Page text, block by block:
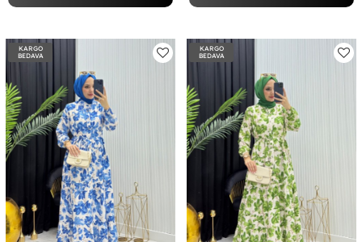
KARGO
BEDAVA
KARGO
BEDAVA